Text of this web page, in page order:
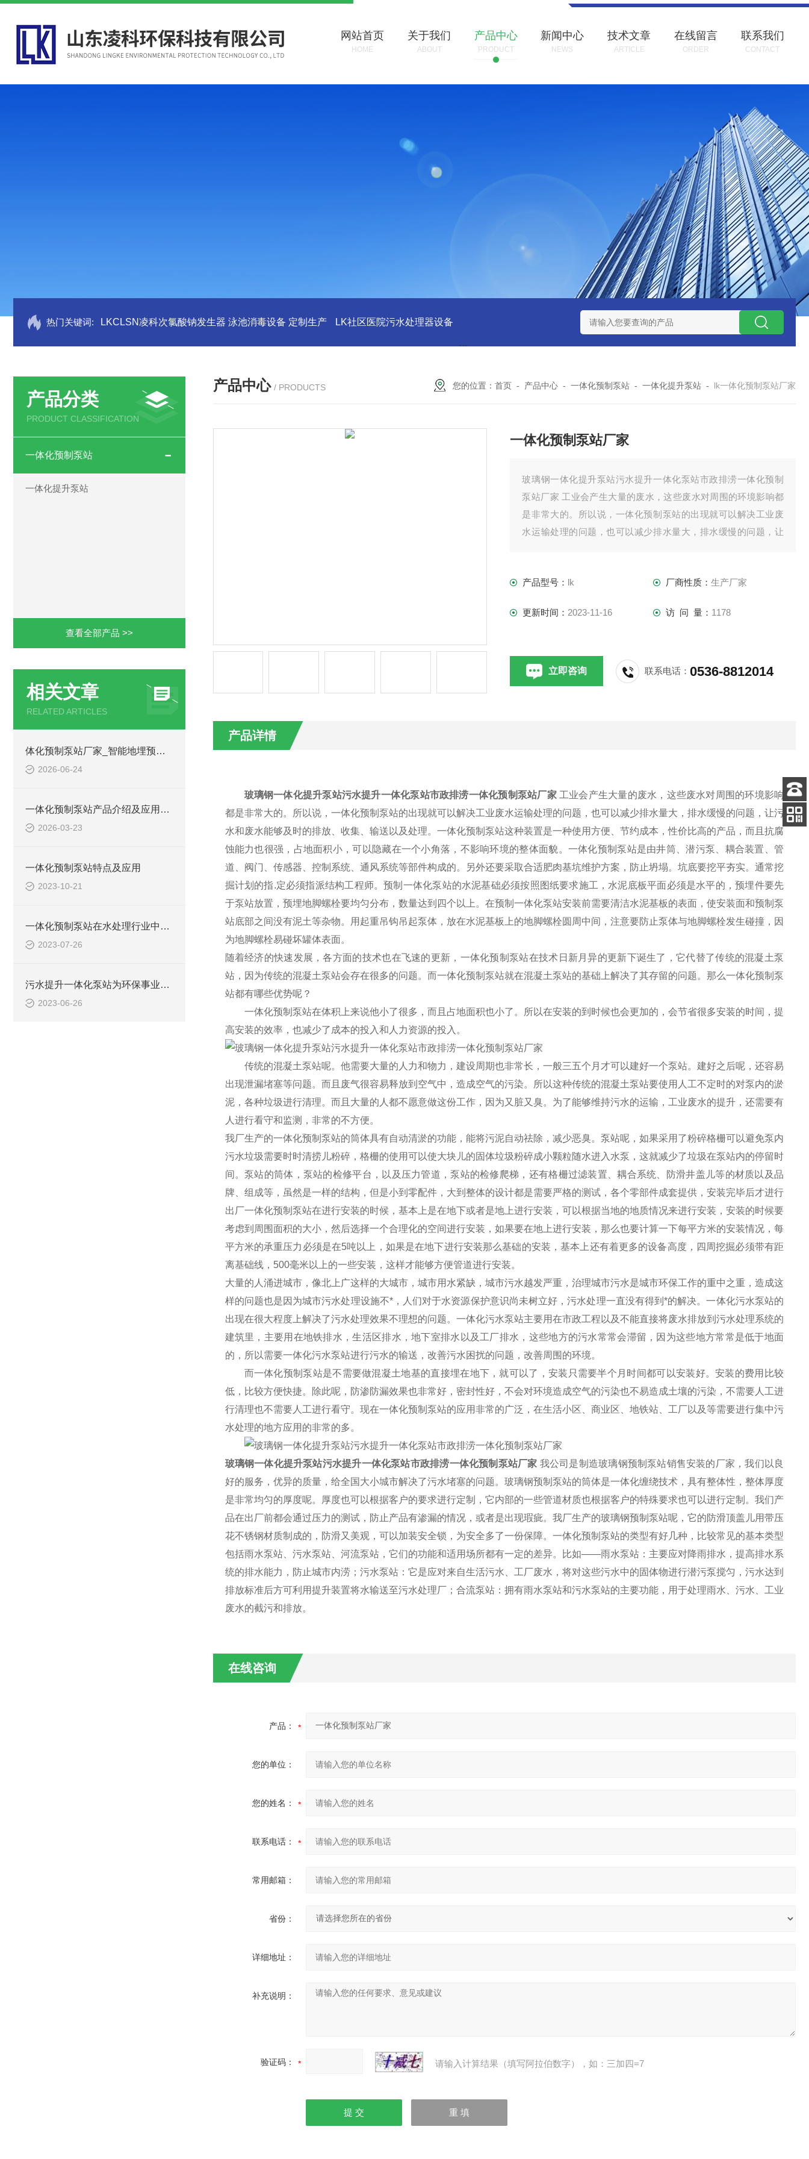
网站首页
HOME
关于我们
ABOUT
产品中心
PRODUCT
新闻中心
NEWS
技术文章
ARTICLE
在线留言
ORDER
联系我们
CONTACT
热门关键词: LKCLSN凌科次氯酸钠发生器 泳池消毒设备 定制生产 LK社区医院污水处理器设备 LK康复医院废水处理器设备 LK康复医院污水处理
产品分类
PRODUCT CLASSIFICATION
一体化预制泵站
一体化提升泵站
查看全部产品 >>
相关文章
RELATED ARTICLES
体化预制泵站厂家_智能地埋预制泵站-凌科环保
2026-06-24
一体化预制泵站产品介绍及应用范围
2026-03-23
一体化预制泵站特点及应用
2023-10-21
一体化预制泵站在水处理行业中的应用
2023-07-26
污水提升一体化泵站为环保事业做出了哪些贡献？
2023-06-26
产品中心 / PRODUCTS 您的位置： 首页 - 产品中心 - 一体化预制泵站 - 一体化提升泵站 - lk一体化预制泵站厂家
一体化预制泵站厂家
玻璃钢一体化提升泵站污水提升一体化泵站市政排涝一体化预制
泵站厂家 工业会产生大量的废水，这些废水对周围的环境影响都
是非常大的。所以说，一体化预制泵站的出现就可以解决工业废
水运输处理的问题，也可以减少排水量大，排水缓慢的问题，让
且抗腐蚀能力也很强，占地面积小，可以隐藏在一个小角落，不
产品型号： lk 厂商性质： 生产厂家
更新时间： 2023-11-16 访 问 量： 1178
立即咨询 联系电话：0536-8812014
产品详情
玻璃钢一体化提升泵站污水提升一体化泵站市政排涝一体化预制泵站厂家工业会产生大量的废水，这些废水对周围的环境影响
都是非常大的。所以说，一体化预制泵站的出现就可以解决工业废水运输处理的问题，也可以减少排水量大，排水缓慢的问题，让污
水和废水能够及时的排放、收集、输送以及处理。一体化预制泵站这种装置是一种使用方便、节约成本，性价比高的产品，而且抗腐
蚀能力也很强，占地面积小，可以隐藏在一个小角落，不影响环境的整体面貌。一体化预制泵站是由井筒、潜污泵、耦合装置、管
道、阀门、传感器、控制系统、通风系统等部件构成的。另外还要采取合适肥肉基坑维护方案，防止坍塌。坑底要挖平夯实。通常挖
掘计划的指.定必须指派结构工程师。预制一体化泵站的水泥基础必须按照图纸要求施工，水泥底板平面必须是水平的，预埋件要先
于泵站放置，预埋地脚螺栓要均匀分布，数量达到四个以上。在预制一体化泵站安装前需要清洁水泥基板的表面，使安装面和预制泵
站底部之间没有泥土等杂物。用起重吊钩吊起泵体，放在水泥基板上的地脚螺栓圆周中间，注意要防止泵体与地脚螺栓发生碰撞，因
为地脚螺栓易碰坏罐体表面。
随着经济的快速发展，各方面的技术也在飞速的更新，一体化预制泵站在技术日新月异的更新下诞生了，它代替了传统的混凝土泵
站，因为传统的混凝土泵站会存在很多的问题。而一体化预制泵站就在混凝土泵站的基础上解决了其存留的问题。那么一体化预制泵
站都有哪些优势呢？
一体化预制泵站在体积上来说他小了很多，而且占地面积也小了。所以在安装的到时候也会更加的，会节省很多安装的时间，提
高安装的效率，也减少了成本的投入和人力资源的投入。
传统的混凝土泵站呢。他需要大量的人力和物力，建设周期也非常长，一般三五个月才可以建好一个泵站。建好之后呢，还容易
出现泄漏堵塞等问题。而且废气很容易释放到空气中，造成空气的污染。所以这种传统的混凝土泵站要使用人工不定时的对泵内的淤
泥，各种垃圾进行清理。而且大量的人都不愿意做这份工作，因为又脏又臭。为了能够维持污水的运输，工业废水的提升，还需要有
人进行看守和监测，非常的不方便。
我厂生产的一体化预制泵站的筒体具有自动清淤的功能，能将污泥自动祛除，减少恶臭。泵站呢，如果采用了粉碎格栅可以避免泵内
污水垃圾需要时时清捞儿粉碎，格栅的使用可以使大块儿的固体垃圾粉碎成小颗粒随水进入水泵，这就减少了垃圾在泵站内的停留时
间。泵站的筒体，泵站的检修平台，以及压力管道，泵站的检修爬梯，还有格栅过滤装置、耦合系统、防滑井盖儿等的材质以及品
牌、组成等，虽然是一样的结构，但是小到零配件，大到整体的设计都是需要严格的测试，各个零部件成套提供，安装完毕后才进行
出厂一体化预制泵站在进行安装的时候，基本上是在地下或者是地上进行安装，可以根据当地的地质情况来进行安装，安装的时候要
考虑到周围面积的大小，然后选择一个合理化的空间进行安装，如果要在地上进行安装，那么也要计算一下每平方米的安装情况，每
平方米的承重压力必须是在5吨以上，如果是在地下进行安装那么基础的安装，基本上还有着更多的设备高度，四周挖掘必须带有距
离基础线，500毫米以上的一些安装，这样才能够方便管道进行安装。
大量的人涌进城市，像北上广这样的大城市，城市用水紧缺，城市污水越发严重，治理城市污水是城市环保工作的重中之重，造成这
样的问题也是因为城市污水处理设施不*，人们对于水资源保护意识尚未树立好，污水处理一直没有得到*的解决。一体化污水泵站的
出现在很大程度上解决了污水处理效果不理想的问题。一体化污水泵站主要用在市政工程以及不能直接将废水排放到污水处理系统的
建筑里，主要用在地铁排水，生活区排水，地下室排水以及工厂排水，这些地方的污水常常会滞留，因为这些地方常常是低于地面
的，所以需要一体化污水泵站进行污水的输送，改善污水困扰的问题，改善周围的环境。
而一体化预制泵站是不需要做混凝土地基的直接埋在地下，就可以了，安装只需要半个月时间都可以安装好。安装的费用比较
低，比较方便快捷。除此呢，防渗防漏效果也非常好，密封性好，不会对环境造成空气的污染也不易造成土壤的污染，不需要人工进
行清理也不需要人工进行看守。现在一体化预制泵站的应用非常的广泛，在生活小区、商业区、地铁站、工厂以及等需要进行集中污
水处理的地方应用的非常的多。
玻璃钢一体化提升泵站污水提升一体化泵站市政排涝一体化预制泵站厂家 我公司是制造玻璃钢预制泵站销售安装的厂家，我们以良
好的服务，优异的质量，给全国大小城市解决了污水堵塞的问题。玻璃钢预制泵站的筒体是一体化缠绕技术，具有整体性，整体厚度
是非常均匀的厚度呢。厚度也可以根据客户的要求进行定制，它内部的一些管道材质也根据客户的特殊要求也可以进行定制。我们产
品在出厂前都会通过压力的测试，防止产品有渗漏的情况，或者是出现瑕疵。我厂生产的玻璃钢预制泵站呢，它的防滑顶盖儿用带压
花不锈钢材质制成的，防滑又美观，可以加装安全锁，为安全多了一份保障。一体化预制泵站的类型有好几种，比较常见的基本类型
包括雨水泵站、污水泵站、河流泵站，它们的功能和适用场所都有一定的差异。比如——雨水泵站：主要应对降雨排水，提高排水系
统的排水能力，防止城市内涝；污水泵站：它是应对来自生活污水、工厂废水，将对这些污水中的固体物进行潜污泵搅匀，污水达到
排放标准后方可利用提升装置将水输送至污水处理厂；合流泵站：拥有雨水泵站和污水泵站的主要功能，用于处理雨水、污水、工业
废水的截污和排放。
在线咨询
产品：
您的单位：
您的姓名：
联系电话：
常用邮箱：
省份：
详细地址：
补充说明：
验证码： 请输入计算结果（填写阿拉伯数字），如：三加四=7
客服
电话